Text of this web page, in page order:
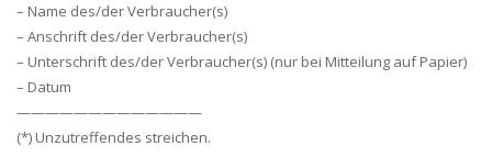
– Name des/der Verbraucher(s)
– Anschrift des/der Verbraucher(s)
– Unterschrift des/der Verbraucher(s) (nur bei Mitteilung auf Papier)
– Datum
—————————————
(*) Unzutreffendes streichen.